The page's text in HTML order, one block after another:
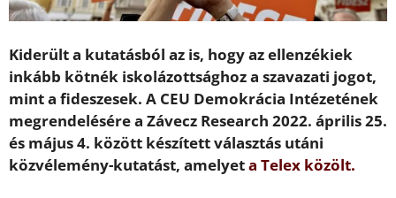
Kiderült a kutatásból az is, hogy az ellenzékiek
inkább kötnék iskolázottsághoz a szavazati jogot,
mint a fideszesek. A CEU Demokrácia Intézetének
megrendelésére a Závecz Research 2022. április 25.
és május 4. között készített választás utáni
közvélemény-kutatást, amelyeta Telex közölt.